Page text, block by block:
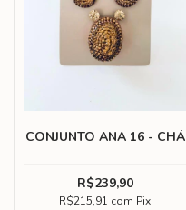
CONJUNTO ANA 16 - CHÁ
R$239,90
R$215,91 com Pix